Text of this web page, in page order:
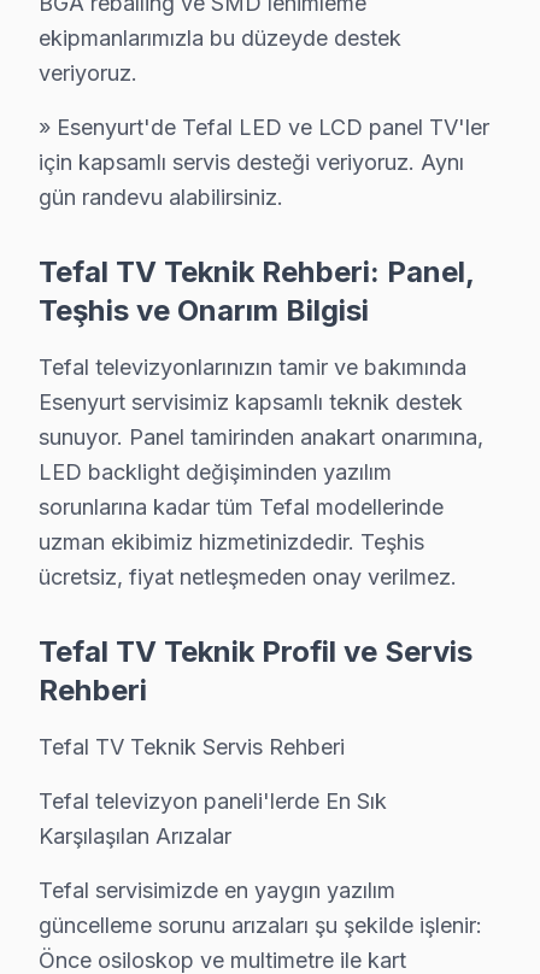
Akevler Mahallesi, hem gelişen yapılaşması hem de
Akşemseddin'de Tefal TV Servisi
Ardıçlı'da Tefal TV Servisi
Ardıçlı Mahallesi, Esenyurt’un gelişen bölgelerinden
Aşık Veysel'de Tefal TV Servisi
Aşık Veysel Mahallesi, dinamik yaşam alanları ile
Atatürk'te Tefal TV Servisi
Atatürk Mahallesi, yoğun nüfusu ve çeşitli kültürel
Balıkyolu'nda Tefal TV Servisi
Balıkyolu Mahallesi, kendine has yapısıyla hem
Barbaros Hayrettin Paşa'da Tefal TV Servisi
Battalgazi'de Tefal TV Servisi
Battalgazi Mahallesi, bölgedeki gelişmeler ile birlikte
Cumhuriyet'te Tefal TV Servisi
Cumhuriyet Mahallesi, zengin sosyal yapısıyla birlikte
Çınar'da Tefal TV Servisi
Çınar Mahallesi, geçmişten gelen birikimi ve modern
Esenkent'te Tefal TV Servisi
ekipmanlarımızla bu düzeyde destek
veriyoruz.
» Esenyurt'de Tefal LED ve LCD panel TV'ler
için kapsamlı servis desteği veriyoruz. Aynı
gün randevu alabilirsiniz.
Tefal TV Teknik Rehberi: Panel,
Teşhis ve Onarım Bilgisi
Tefal televizyonlarınızın tamir ve bakımında
Esenyurt servisimiz kapsamlı teknik destek
sunuyor. Panel tamirinden anakart onarımına,
LED backlight değişiminden yazılım
sorunlarına kadar tüm Tefal modellerinde
uzman ekibimiz hizmetinizdedir. Teşhis
ücretsiz, fiyat netleşmeden onay verilmez.
Tefal TV Teknik Profil ve Servis
Rehberi
Tefal TV Teknik Servis Rehberi
Tefal televizyon paneli'lerde En Sık
Karşılaşılan Arızalar
Tefal servisimizde en yaygın yazılım
güncelleme sorunu arızaları şu şekilde işlenir:
Önce osiloskop ve multimetre ile kart